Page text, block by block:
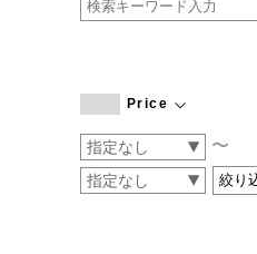
CATWORTH
CONVERSE
DEAN &
Price
〜